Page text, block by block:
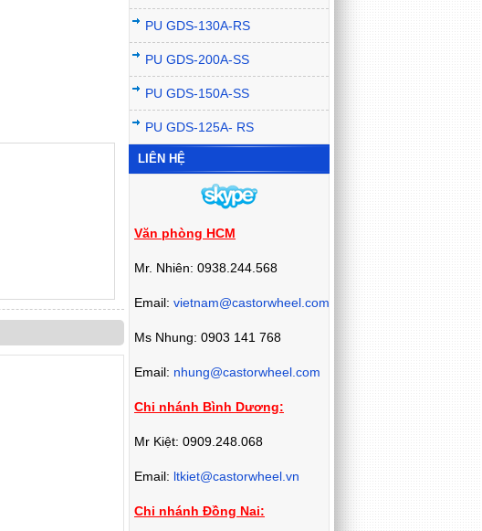
PU GDS-130A-RS
PU GDS-200A-SS
PU GDS-150A-SS
PU GDS-125A- RS
LIÊN HỆ
Văn phòng HCM
Mr. Nhiên: 0938.244.568
Email: vietnam@castorwheel.com
Ms Nhung: 0903 141 768
Email: nhung@castorwheel.com
Chi nhánh Bình Dương:
Mr Kiệt: 0909.248.068
Email: ltkiet@castorwheel.vn
Chi nhánh Đồng Nai: